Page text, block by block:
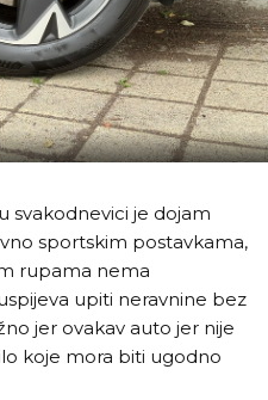
svakodnevici je dojam
sportskim postavkama,
rupama nema
upiti neravnine bez
jer ovakav auto jer nije
koje mora biti ugodno